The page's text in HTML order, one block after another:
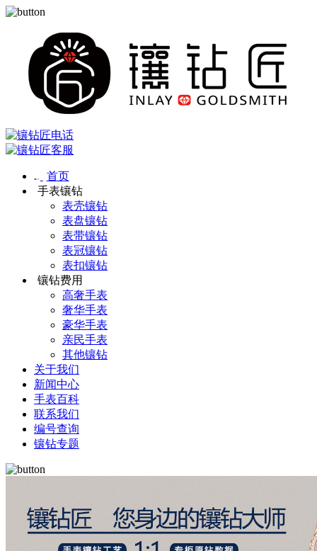
首页
手表镶钻
表壳镶钻
表盘镶钻
表带镶钻
表冠镶钻
表扣镶钻
镶钻费用
高奢手表
奢华手表
豪华手表
亲民手表
其他镶钻
关于我们
新闻中心
手表百科
联系我们
编号查询
镶钻专题